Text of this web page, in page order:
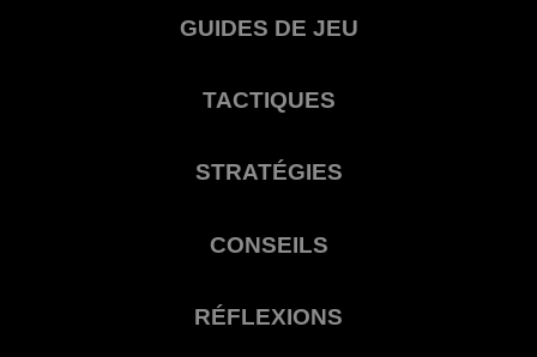
GUIDES DE JEU
TACTIQUES
STRATÉGIES
CONSEILS
RÉFLEXIONS